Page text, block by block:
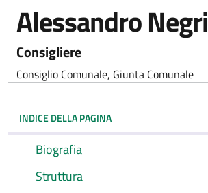
Alessandro Negri
Consigliere
Consiglio Comunale, Giunta Comunale
INDICE DELLA PAGINA
Biografia
Struttura